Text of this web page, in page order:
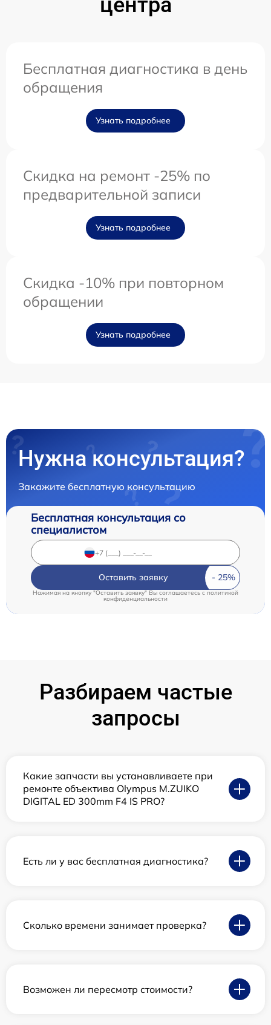
Бесплатная диагностика в день
обращения
Узнать подробнее
Скидка на ремонт -25% по
предварительной записи
Узнать подробнее
Скидка -10% при повторном
обращении
Узнать подробнее
Нужна консультация?
Закажите бесплатную консультацию
Бесплатная консультация со
специалистом
Оставить заявку
Нажимая на кнопку "Оставить заявку" Вы соглашаетесь c политикой
конфиденциальности
Разбираем частые
запросы
Какие запчасти вы устанавливаете при
ремонте объектива Olympus M.ZUIKO
DIGITAL ED 300mm F4 IS PRO?
Есть ли у вас бесплатная диагностика?
Сколько времени занимает проверка?
Возможен ли пересмотр стоимости?